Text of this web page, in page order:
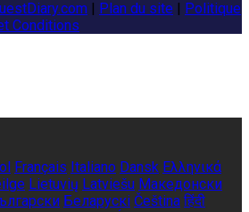
Plan du site
Politique
Conditions
Français Italiano Dansk Ελληνικά
Lietuvių Latviešu Македонски
Беларускі Čeština हिंदी